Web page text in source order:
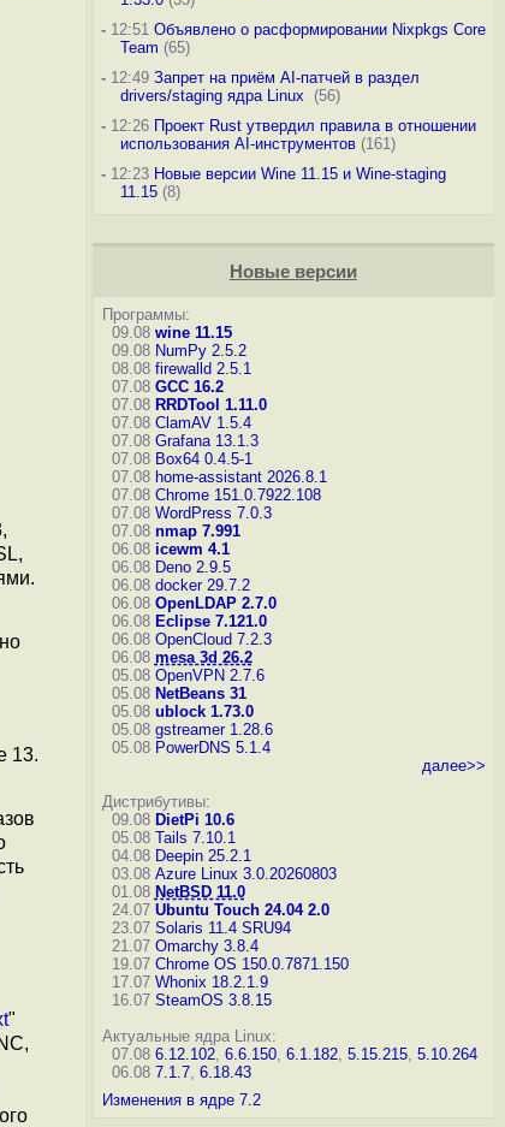
13.
"
-12:51 Объявлено о расформировании Nixpkgs Core
Team (65)
-12:49 Запрет на приём AI-патчей в раздел
drivers/staging ядра Linux
(56)
-12:26 Проект Rust утвердил правила в отношении
использования AI-инструментов(161)
-12:23 Новые версии Wine 11.15 и Wine-staging
11.15(8)
Новые версии
Программы:
09.08 wine 11.15
09.08 NumPy 2.5.2
08.08 firewalld 2.5.1
07.08 GCC 16.2
07.08 RRDTool 1.11.0
07.08 ClamAV 1.5.4
07.08 Grafana 13.1.3
07.08 Box64 0.4.5-1
07.08 home-assistant 2026.8.1
07.08 Chrome 151.0.7922.108
07.08 WordPress 7.0.3
07.08 nmap 7.991
06.08 icewm 4.1
06.08 Deno 2.9.5
06.08 docker 29.7.2
06.08 OpenLDAP 2.7.0
06.08 Eclipse 7.121.0
06.08 OpenCloud 7.2.3
06.08 mesa 3d 26.2
05.08 OpenVPN 2.7.6
05.08 NetBeans 31
05.08 ublock 1.73.0
05.08 gstreamer 1.28.6
05.08 PowerDNS 5.1.4
далее>>
Дистрибутивы:
09.08 DietPi 10.6
05.08 Tails 7.10.1
04.08 Deepin 25.2.1
03.08 Azure Linux 3.0.20260803
01.08 NetBSD 11.0
24.07 Ubuntu Touch 24.04 2.0
23.07 Solaris 11.4 SRU94
21.07 Omarchy 3.8.4
19.07 Chrome OS 150.0.7871.150
17.07 Whonix 18.2.1.9
16.07 SteamOS 3.8.15
Актуальные ядра Linux:
07.08 6.12.102, 6.6.150, 6.1.182, 5.15.215, 5.10.264
06.08 7.1.7, 6.18.43
Изменения в ядре 7.2